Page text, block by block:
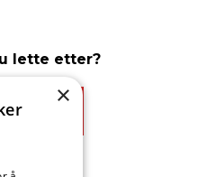
lette etter?
×